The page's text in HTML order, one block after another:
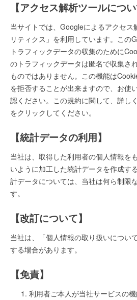
【アクセス解析ツールについ
当サイトでは、Googleによるアクセス
リティクス」を利用しています。この
トラフィックデータの収集のために
のトラフィックデータは匿名で収集さ
ものではありません。この機能は
を拒否することが出来ますので、お使
認ください。この規約に関して、詳し
をクリックしてください。
【統計データの利用】
当社は、取得した利用者の個人情報を
いように加工した統計データを作成す
計データについては、当社は何ら制限
す。
【改訂について】
当社は、「個人情報の取り扱いについ
する場合があります。
【免責】
利用者ご本人が当社サービスの